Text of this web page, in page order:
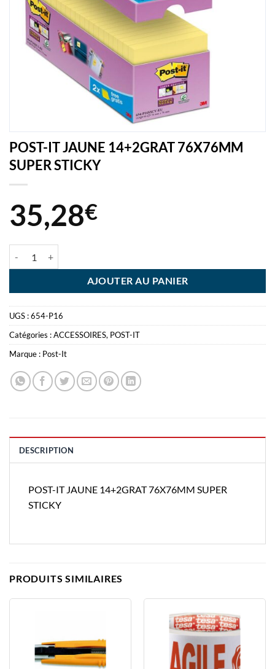
POST-IT JAUNE 14+2GRAT 76X76MM
SUPER STICKY
35,28€
AJOUTER AU PANIER
UGS :654-P16
Catégories :ACCESSOIRES, POST-IT
Marque : Post-It
DESCRIPTION
POST-IT JAUNE 14+2GRAT 76X76MM SUPER
STICKY
PRODUITS SIMILAIRES